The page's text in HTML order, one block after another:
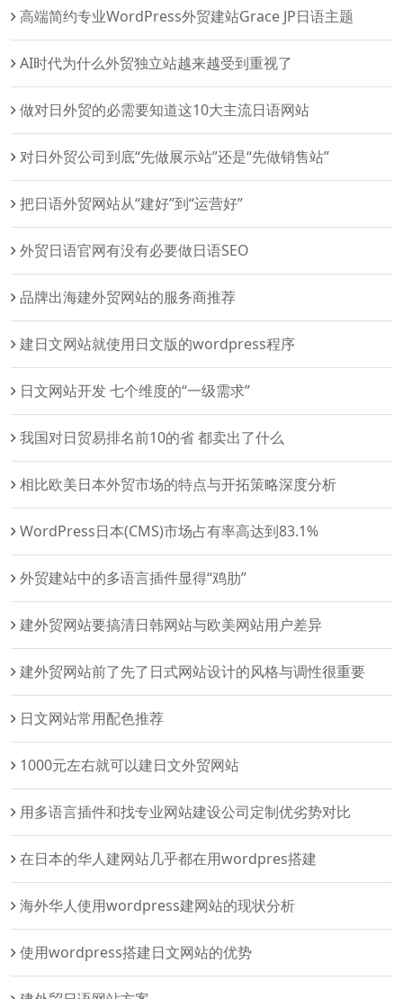
高端简约专业WordPress外贸建站Grace JP日语主题
AI时代为什么外贸独立站越来越受到重视了
做对日外贸的必需要知道这10大主流日语网站
对日外贸公司到底“先做展示站”还是“先做销售站”
把日语外贸网站从“建好”到“运营好”
外贸日语官网有没有必要做日语SEO
品牌出海建外贸网站的服务商推荐
建日文网站就使用日文版的wordpress程序
日文网站开发 七个维度的“一级需求”
我国对日贸易排名前10的省 都卖出了什么
相比欧美日本外贸市场的特点与开拓策略深度分析
WordPress日本(CMS)市场占有率高达到83.1%
外贸建站中的多语言插件显得“鸡肋”
建外贸网站要搞清日韩网站与欧美网站用户差异
建外贸网站前了先了日式网站设计的风格与调性很重要
日文网站常用配色推荐
1000元左右就可以建日文外贸网站
用多语言插件和找专业网站建设公司定制优劣势对比
在日本的华人建网站几乎都在用wordpres搭建
海外华人使用wordpress建网站的现状分析
使用wordpress搭建日文网站的优势